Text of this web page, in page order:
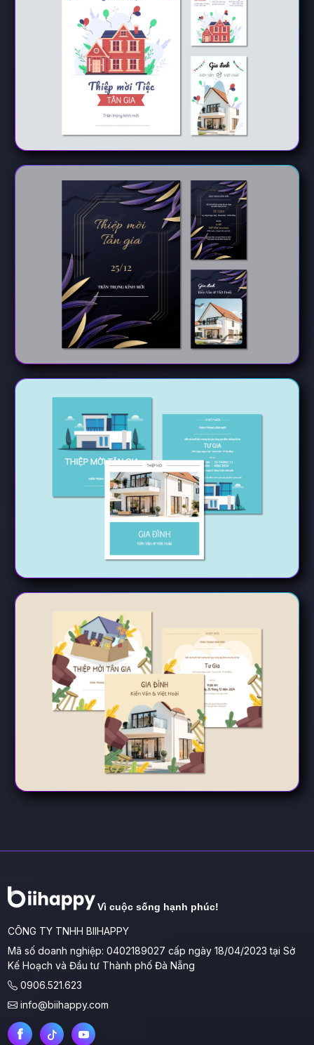
Vì cuộc sống hạnh phúc!
CÔNG TY TNHH BIIHAPPY
Mã số doanh nghiệp: 0402189027 cấp ngày 18/04/2023 tại Sở
Kế Hoạch và Đầu tư Thành phố Đà Nẵng
0906.521.623
info@biihappy.com